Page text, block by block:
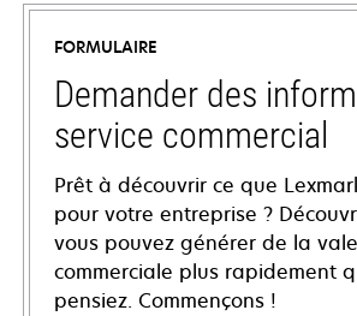
FORMULAIRE
Demander des
service commercial
Prêt à découvrir ce que
pour votre entreprise ?
vous pouvez générer de la
commerciale plus rapidement
pensiez. Commençons !